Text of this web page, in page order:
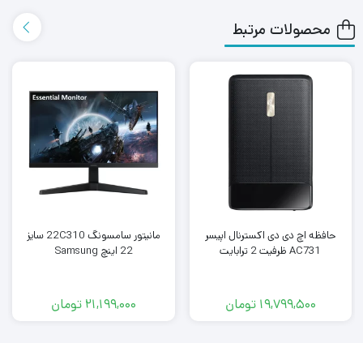
ثانیه است که باعث می‌شود در کاربردهای مختلف اطلاعات به
طور سریع و بدون تاخیر خوانده و نوشته شوند. این اس اس دی
دارای رابط SATA III با سرعت شش گیگابیت در ثانیه است که
امکان ارتقاء را به صورت آسان برای تمام سیستم‌های به نسبت
این اس اس دی با بهره‌مندی از تکنولوژی‌های روز باعث افزایش
محصولات مرتبط
حافظه اچ دی دی اکسترنال اپیسر
AC731 ظرفیت 2 ترابایت
19,799,500 تومان
مانیتور سامسونگ 22C310 سایز
22 اینچ Samsung
21,199,000 تومان